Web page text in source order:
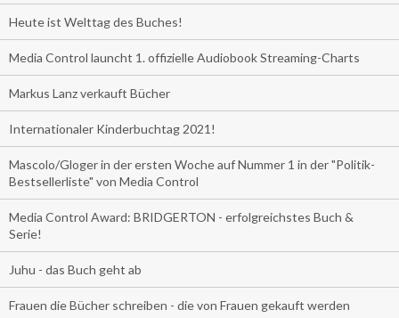
Heute ist Welttag des Buches!
Media Control launcht 1. offizielle Audiobook Streaming-Charts
Markus Lanz verkauft Bücher
Internationaler Kinderbuchtag 2021!
Mascolo/Gloger in der ersten Woche auf Nummer 1 in der "Politik-
Bestsellerliste" von Media Control
Media Control Award: BRIDGERTON - erfolgreichstes Buch &
Serie!
Juhu - das Buch geht ab
Frauen die Bücher schreiben - die von Frauen gekauft werden